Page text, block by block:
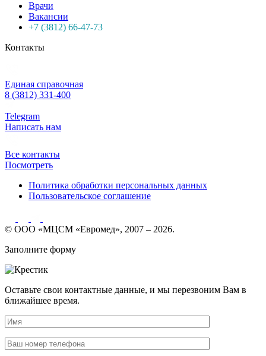
Врачи
Вакансии
+7 (3812) 66-47-73
Контакты
Единая справочная
8 (3812) 331-400
Telegram
Написать нам
Все контакты
Посмотреть
Политика обработки персональных данных
Пользовательское соглашение
© ООО «МЦСМ «Евромед», 2007 – 2026.
Заполните форму
Оставьте свои контактные данные, и мы перезвоним Вам в
ближайшее время.